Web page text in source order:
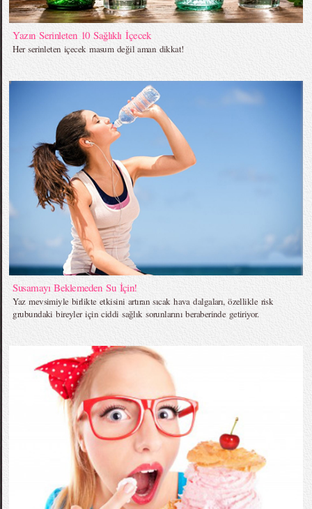
Yazın Serinleten 10 Sağlıklı İçecek
Her serinleten içecek masum değil aman dikkat!
Susamayı Beklemeden Su İçin!
Yaz mevsimiyle birlikte etkisini artıran sıcak hava dalgaları, özellikle risk
grubundaki bireyler için ciddi sağlık sorunlarını beraberinde getiriyor.